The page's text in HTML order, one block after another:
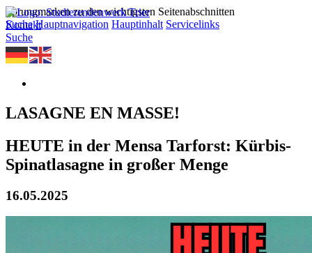
Sprungmarken zu den wichtigsten Seitenabschnitten
Suche Hauptnavigation Hauptinhalt Servicelinks
Kontakt
Suche
LASAGNE EN MASSE!
HEUTE in der Mensa Tarforst: Kürbis-
Spinatlasagne in großer Menge
16.05.2025